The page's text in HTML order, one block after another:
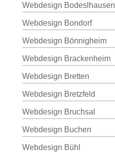
Webdesign Bodeslhausen
Webdesign Bondorf
Webdesign Bönnigheim
Webdesign Brackenheim
Webdesign Bretten
Webdesign Bretzfeld
Webdesign Bruchsal
Webdesign Buchen
Webdesign Bühl